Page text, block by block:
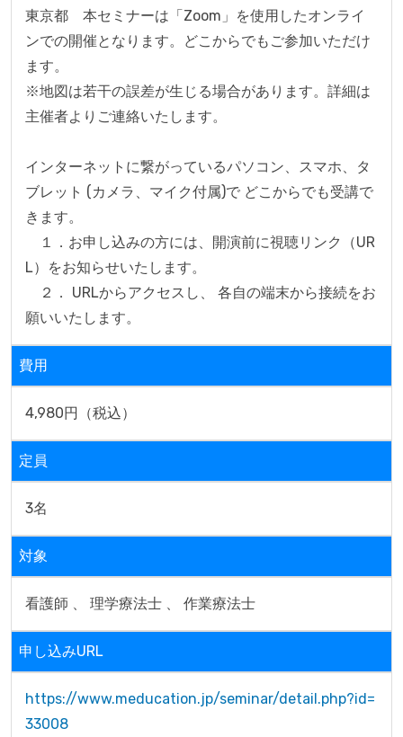
東京都　本セミナーは「Zoom」を使用したオンライ
ンでの開催となります。どこからでもご参加いただけ
ます。
※地図は若干の誤差が生じる場合があります。詳細は
主催者よりご連絡いたします。
インターネットに繋がっているパソコン、スマホ、タ
ブレット (カメラ、マイク付属)で どこからでも受講で
きます。
１．お申し込みの方には、開演前に視聴リンク（UR
L）をお知らせいたします。
２． URLからアクセスし、 各自の端末から接続をお
願いいたします。
費用
4,980円（税込）
定員
3名
対象
看護師 、 理学療法士 、 作業療法士
申し込みURL
https://www.meducation.jp/seminar/detail.php?id=
33008